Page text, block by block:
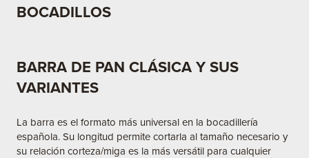
BOCADILLOS
BARRA DE PAN CLÁSICA Y SUS
VARIANTES
La barra es el formato más universal en la bocadillería
española. Su longitud permite cortarla al tamaño necesario y
su relación corteza/miga es la más versátil para cualquier